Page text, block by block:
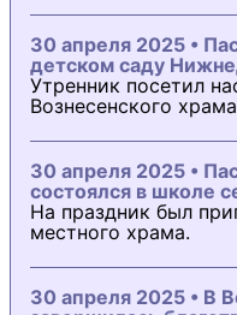
30 апреля 2025 •
детском саду
Утренник посетил
Вознесенского
30 апреля 2025 •
состоялся в школе
На праздник был
местного храма.
30 апреля 2025 • В